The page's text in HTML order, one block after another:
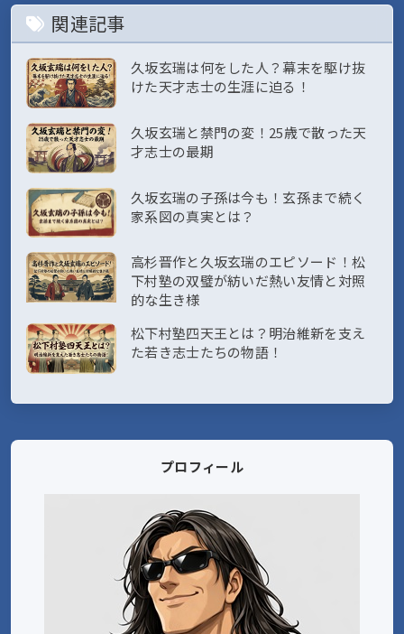
関連記事
久坂玄瑞は何をした人？幕末を駆け抜
けた天才志士の生涯に迫る！
久坂玄瑞と禁門の変！25歳で散った天
才志士の最期
久坂玄瑞の子孫は今も！玄孫まで続く
家系図の真実とは？
高杉晋作と久坂玄瑞のエピソード！松
下村塾の双璧が紡いだ熱い友情と対照
的な生き様
松下村塾四天王とは？明治維新を支え
た若き志士たちの物語！
プロフィール